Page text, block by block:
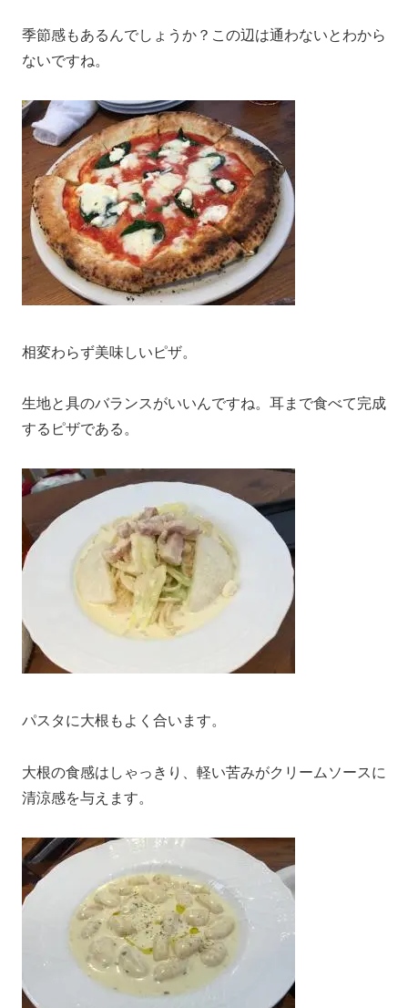
季節感もあるんでしょうか？この辺は通わないとわから
ないですね。
相変わらず美味しいピザ。
生地と具のバランスがいいんですね。耳まで食べて完成
するピザである。
パスタに大根もよく合います。
大根の食感はしゃっきり、軽い苦みがクリームソースに
清涼感を与えます。